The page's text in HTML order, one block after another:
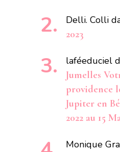
Delli. Colli
2023
laféeduciel
Jumelles
providence
Jupiter en
2022 au 15
Monique